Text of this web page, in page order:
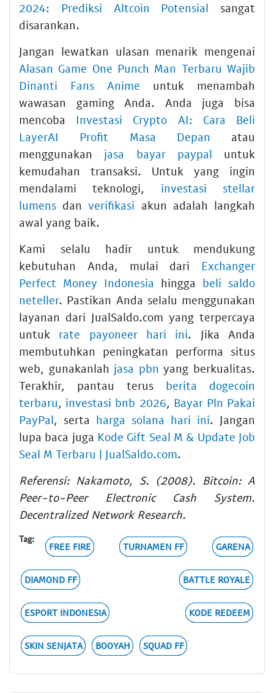
2024: Prediksi Altcoin Potensial sangat
disarankan.
Jangan lewatkan ulasan menarik mengenai
Alasan Game One Punch Man Terbaru Wajib
Dinanti Fans Anime untuk menambah
wawasan gaming Anda. Anda juga bisa
mencoba Investasi Crypto AI: Cara Beli
LayerAI Profit Masa Depan atau
menggunakan jasa bayar paypal untuk
kemudahan transaksi. Untuk yang ingin
mendalami teknologi, investasi stellar
lumens danverifikasi akun adalah langkah
awal yang baik.
Kami selalu hadir untuk mendukung
kebutuhan Anda, mulai dari Exchanger
Perfect Money Indonesia hingga beli saldo
neteller. Pastikan Anda selalu menggunakan
layanan dari JualSaldo.com yang terpercaya
untuk rate payoneer hari ini. Jika Anda
membutuhkan peningkatan performa situs
web, gunakanlah jasa pbn yang berkualitas.
Terakhir, pantau terus berita dogecoin
terbaru, investasi bnb 2026, Bayar Pln Pakai
PayPal, serta harga solana hari ini. Jangan
lupa baca juga Kode Gift Seal M & Update Job
Seal M Terbaru | JualSaldo.com.
Referensi: Nakamoto, S. (2008). Bitcoin: A
Peer-to-Peer Electronic Cash System.
Decentralized Network Research.
Tag:
FREE FIRE TURNAMEN FF GARENA
DIAMOND FF BATTLE ROYALE
ESPORT INDONESIA KODE REDEEM
SKIN SENJATA BOOYAH SQUAD FF